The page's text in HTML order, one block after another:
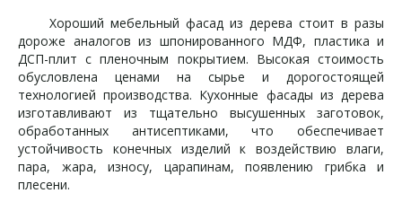
Хороший мебельный фасад из дерева стоит в разы
дороже аналогов из шпонированного МДФ, пластика и
ДСП-плит с пленочным покрытием. Высокая стоимость
обусловлена ценами на сырье и дорогостоящей
технологией производства. Кухонные фасады из дерева
изготавливают из тщательно высушенных заготовок,
обработанных антисептиками, что обеспечивает
устойчивость конечных изделий к воздействию влаги,
пара, жара, износу, царапинам, появлению грибка и
плесени.